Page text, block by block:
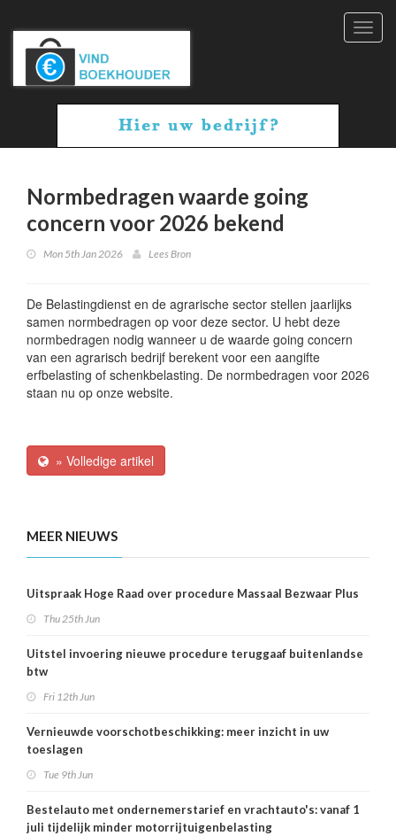
Normbedragen waarde going
concern voor 2026 bekend
Mon 5th Jan 2026 Lees Bron
De Belastingdienst en de agrarische sector stellen jaarlijks
samen normbedragen op voor deze sector. U hebt deze
normbedragen nodig wanneer u de waarde going concern
van een agrarisch bedrijf berekent voor een aangifte
erfbelasting of schenkbelasting. De normbedragen voor 2026
staan nu op onze website.
» Volledige artikel
MEER NIEUWS
Uitspraak Hoge Raad over procedure Massaal Bezwaar Plus
Thu 25th Jun
Uitstel invoering nieuwe procedure teruggaaf buitenlandse
btw
Fri 12th Jun
Vernieuwde voorschotbeschikking: meer inzicht in uw
toeslagen
Tue 9th Jun
Bestelauto met ondernemerstarief en vrachtauto's: vanaf 1
juli tijdelijk minder motorrijtuigenbelasting